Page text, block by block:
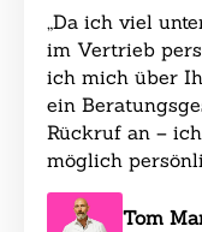
„Da ich viel
im Vertrieb
ich mich über
ein
Rückruf an –
möglich
Tom